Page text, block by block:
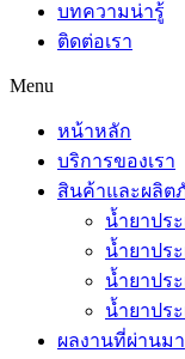
บทความน่ารู้
ติดต่อเรา
Menu
หน้าหลัก
บริการของเรา
สินค้าและผลิ
น้ำยาปร
น้ำยาปร
น้ำยาปร
น้ำยาปร
ผลงานที่ผ่านมา